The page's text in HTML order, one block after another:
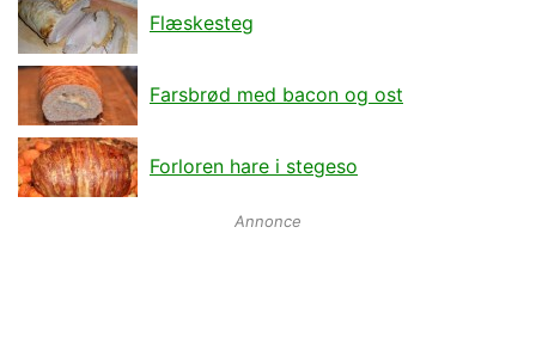
Flæskesteg
Farsbrød med bacon og ost
Forloren hare i stegeso
Annonce